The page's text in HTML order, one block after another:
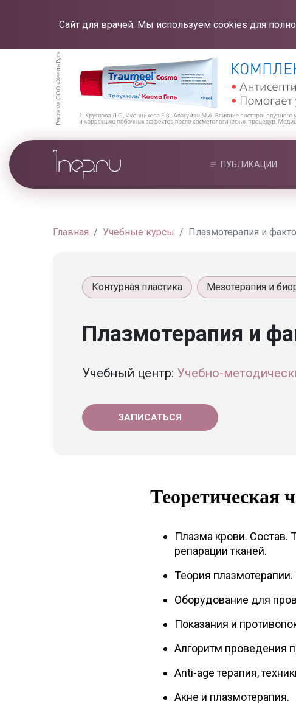
Сайт для врачей. Мы используем cookies для
ПУБЛИКАЦИИ
Главная Учебные курсы Плазмотерапия и
Контурная пластика Мезотерапия и
Плазмотерапия и
Учебный центр: Учебно-
ЗАПИСАТЬСЯ
Теоретическая
Плазма крови. Состав.
репарации тканей.
Теория
Оборудование для
Показания и
Алгоритм проведения
Anti-age терапия,
Акне и плазмотерапия.